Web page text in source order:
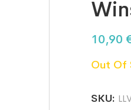
10,90
Out Of
SKU: